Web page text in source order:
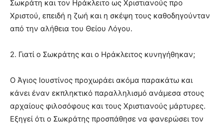
Σωκράτη και τον Ηράκλειτο ως Χριστιανούς προ
Χριστού, επειδή η ζωή και η σκέψη τους καθοδηγούνταν
από την αλήθεια του Θείου Λόγου.
2. Γιατί ο Σωκράτης και ο Ηράκλειτος κυνηγήθηκαν;
Ο Άγιος Ιουστίνος προχωράει ακόμα παρακάτω και
κάνει έναν εκπληκτικό παραλληλισμό ανάμεσα στους
αρχαίους φιλοσόφους και τους Χριστιανούς μάρτυρες.
Εξηγεί ότι ο Σωκράτης προσπάθησε να φανερώσει τον